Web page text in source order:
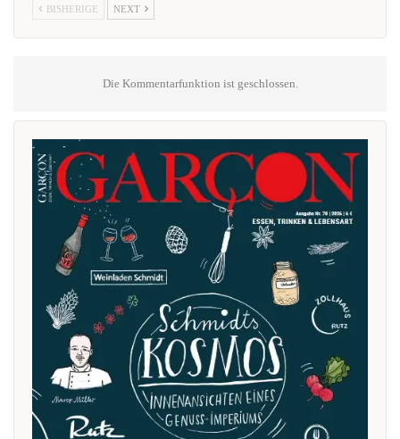
BISHERIGE NEXT
Die Kommentarfunktion ist geschlossen.